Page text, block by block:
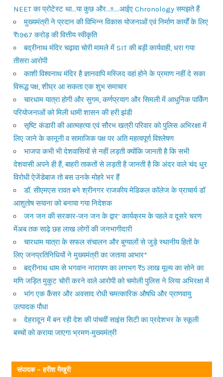
NEET का प्रोटेस्ट था…या कुछ और…!!….आईए Chronology समझते हैं
मुख्यमंत्री ने प्रदान की विभिन्न विकास योजनाओं एवं निर्माण कार्यों के लिए
₹1967 करोड़ की वित्तीय स्वीकृति
बद्रीनाथ मंदिर चढ़ावा चोरी मामले में SIT की बड़ी कार्यवाही, धरा गया
तीसरा आरोपी
काशी विश्वनाथ मंदिर है ज्ञानवापि मस्जिद वहां होने के प्रमाण नहीं दे सका
विरूद्ध पक्ष, शीघ्र आ सकता एक शुभ समाचार
चारधाम यात्रा होगी और सुगम, कर्णप्रयाग और सिमली में आधुनिक पार्किंग
परियोजनाओं को मिली धामी शासन की हरी झंडी
सृष्टि कंडारी की आत्महत्या एवं सौरभ खत्री परिवार को पुलिस अभिरक्षा में
लिए जाने के कानूनी व सामाजिक पक्ष पर अति महत्वपूर्ण विश्लेषण
भाजपा कभी भी देशवासियों से नहीं लड़ती क्योंकि जानती है कि सभी
देशवासी अपने ही हैं, बाहरी ताकतों से लड़ती है जानती है कि अंदर वाले चंद धुर
विरोधी ऐजेंडेबाज तो बस उनके मोहरे भर हैं
डॉ. सीएमएस रावत बने श्रीनगर राजकीय मेडिकल कॉलेज के प्राचार्य डॉ
आशुतोष सयाना को बनाया गया निदेशक
जन जन की सरकार-जन जन के द्वार’ कार्यक्रम के पहले व दूसरे चरण
मेंअब तक साढ़े छह लाख लोगों की जनभागीदारी
चारधाम यात्रा के सफल संचालन और बुग्यालों से जुड़े स्थानीय हितों के
लिए जनप्रतिनिधियों ने मुख्यमंत्री का जताया आभार*
बद्रीनाथ धाम से भगवान नारायण का लगभग ₹5 लाख मूल्य का सोने का
मणि जड़ित मुकुट चोरी करने वाले आरोपी को चमोली पुलिस ने लिया अभिरक्षा में
भांग एक कैंसर और अवसाद रोधी चमत्कारिक औषधि और प्राणवायु
उत्पादक पौधा
देहरादून में बन रही देश की पांचवीं साइंस सिटी का प्रदेशभर के स्कूली
बच्चों को कराया जाएगा भ्रमण-मुख्यमंत्री
संपादक – हरीश मैखुरी